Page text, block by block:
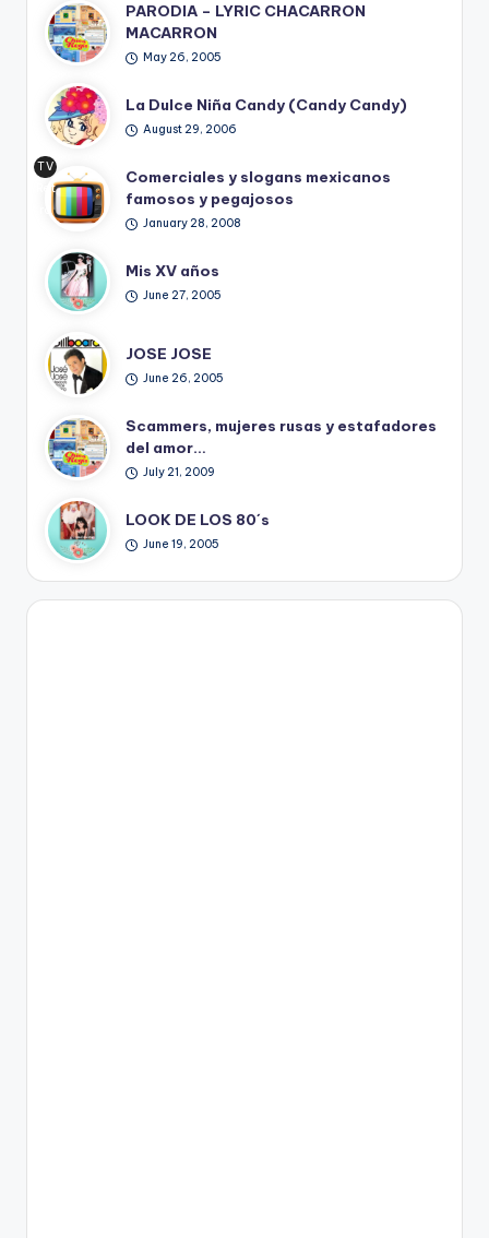
PARODIA – LYRIC CHACARRON
MACARRON
May 26, 2005
La Dulce Niña Candy (Candy Candy)
August 29, 2006
TV
Ret
ro
Comerciales y slogans mexicanos
famosos y pegajosos
January 28, 2008
Mis XV años
June 27, 2005
JOSE JOSE
June 26, 2005
Scammers, mujeres rusas y estafadores
del amor…
July 21, 2009
LOOK DE LOS 80´s
June 19, 2005